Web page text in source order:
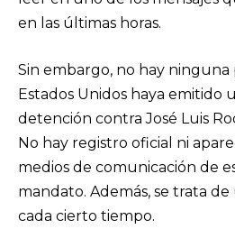
en las últimas horas.
Sin embargo, no hay
Estados Unidos haya emitido
detención contra José Luis
No hay registro oficial ni
medios de comunicación de
mandato. Además, se trata
cada cierto tiempo.